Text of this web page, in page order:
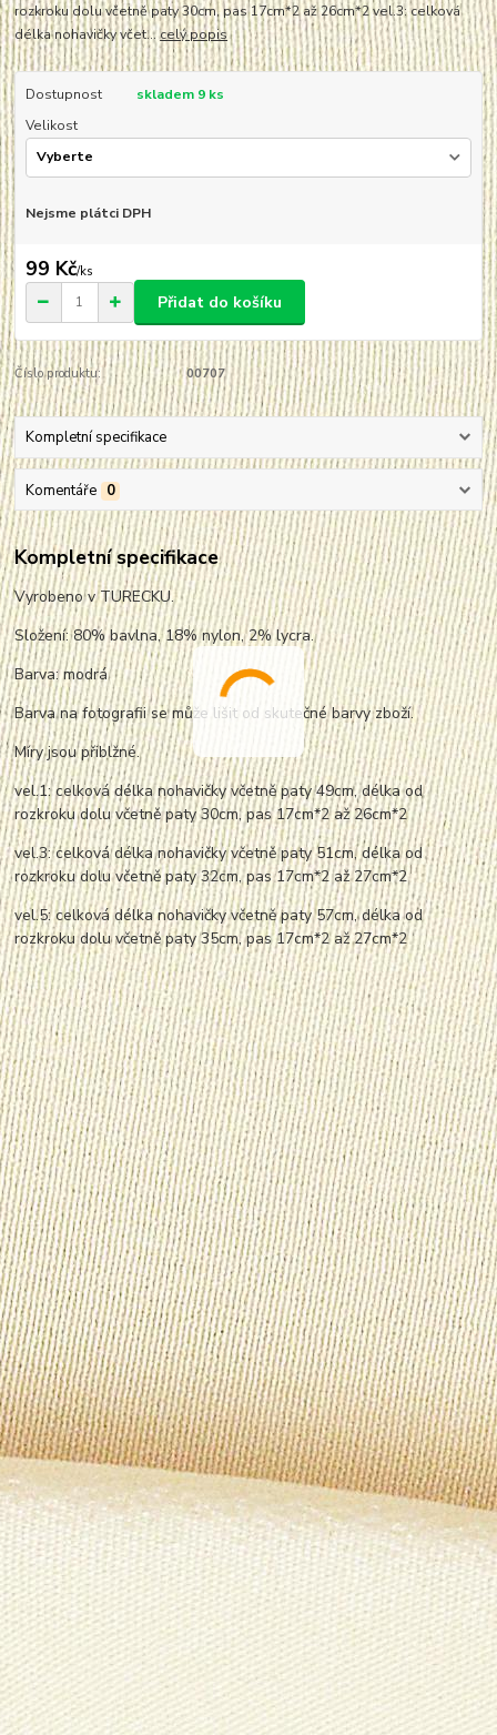
rozkroku dolu včetně paty 30cm, pas 17cm*2 až 26cm*2 vel.3: celková
délka nohavičky včet...celý popis
Dostupnost
skladem 9 ks
Velikost
Nejsme plátci DPH
99 Kč/ks
Přidat do košíku
Číslo produktu: 00707
Kompletní specifikace
Komentáře 0
Kompletní specifikace
Vyrobeno v TURECKU.
Složení: 80% bavlna, 18% nylon, 2% lycra.
Barva: modrá
Barva na fotografii se může lišit od skutečné barvy zboží.
Míry jsou přiblžné.
vel.1: celková délka nohavičky včetně paty 49cm, délka od
rozkroku dolu včetně paty 30cm, pas 17cm*2 až 26cm*2
vel.3: celková délka nohavičky včetně paty 51cm, délka od
rozkroku dolu včetně paty 32cm, pas 17cm*2 až 27cm*2
vel.5: celková délka nohavičky včetně paty 57cm, délka od
rozkroku dolu včetně paty 35cm, pas 17cm*2 až 27cm*2